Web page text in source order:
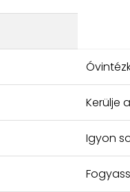
Kerülje
Igyon